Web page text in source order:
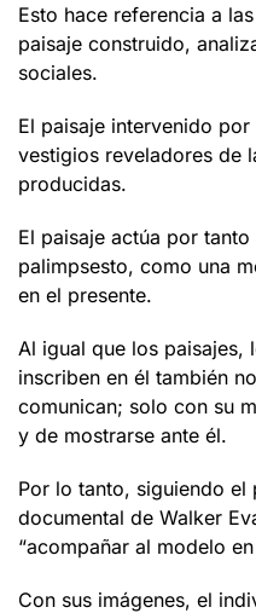
Esto hace referencia a
paisaje construido,
sociales.
El paisaje intervenido
vestigios reveladores de
producidas.
El paisaje actúa por
palimpsesto, como una
en el presente.
Al igual que los paisajes,
inscriben en él también
comunican; solo con su
y de mostrarse ante él.
Por lo tanto, siguiendo
documental de Walker
“acompañar al modelo
Con sus imágenes, el